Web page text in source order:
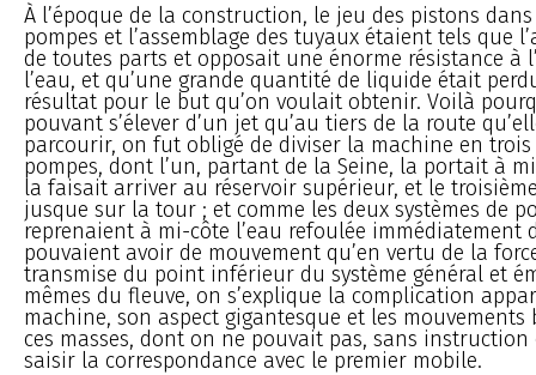
À l’époque de la construction, le jeu des pistons
pompes et l’assemblage des tuyaux étaient tels que
de toutes parts et opposait une énorme résistance à
l’eau, et qu’une grande quantité de liquide était
résultat pour le but qu’on voulait obtenir. Voilà
pouvant s’élever d’un jet qu’au tiers de la route
parcourir, on fut obligé de diviser la machine en trois
pompes, dont l’un, partant de la Seine, la portait à
la faisait arriver au réservoir supérieur, et le
jusque sur la tour ; et comme les deux systèmes de
reprenaient à mi-côte l’eau refoulée immédiatement
pouvaient avoir de mouvement qu’en vertu de la
transmise du point inférieur du système général et
mêmes du fleuve, on s’explique la complication
machine, son aspect gigantesque et les
ces masses, dont on ne pouvait pas, sans instruction
saisir la correspondance avec le premier mobile.